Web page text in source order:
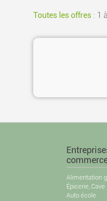
Toutes les offres : 1
Alimentation
Épicerie, Cave
Auto école